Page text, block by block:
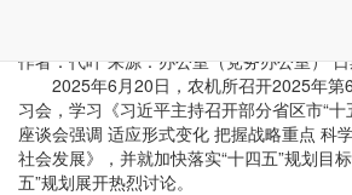
作者：代叶来源：办公室（党务办公室）
2025年6月20日，农机所召开2025年第
习会，学习《习近平主持召开部分省区市“
座谈会强调 适应形式变化 把握战略重点 科
社会发展》，并就加快落实“十四五”规划目
五”规划展开热烈讨论。